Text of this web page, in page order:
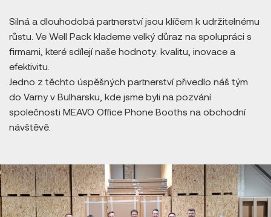
Silná a dlouhodobá partnerství jsou klíčem k udržitelnému
růstu. Ve Well Pack klademe velký důraz na spolupráci s
firmami, které sdílejí naše hodnoty: kvalitu, inovace a
efektivitu.
Jedno z těchto úspěšných partnerství přivedlo náš tým
do Varny v Bulharsku, kde jsme byli na pozvání
společnosti MEAVO Office Phone Booths na obchodní
návštěvě.